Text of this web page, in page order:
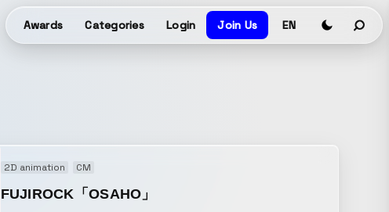
Awards Categories Login Join Us EN
2D animation CM
FUJIROCK「OSAHO」